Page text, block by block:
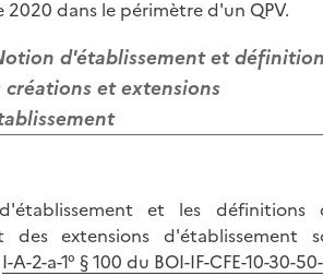
2020 dans le périmètre d'un QPV.
d'établissement et
créations et extensions
et les définitions
des extensions d'établissement
I-A-2-a-1° § 100 du BOI-IF-CFE-10-30-